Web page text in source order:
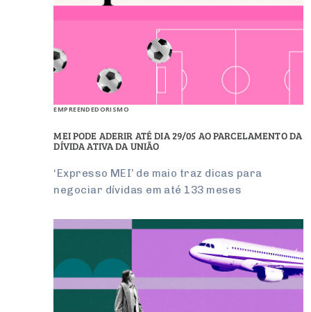
EMPREENDEDORISMO
MEI PODE ADERIR ATÉ DIA 29/05 AO PARCELAMENTO DA
DÍVIDA ATIVA DA UNIÃO
‘Expresso MEI’ de maio traz dicas para
negociar dívidas em até 133 meses